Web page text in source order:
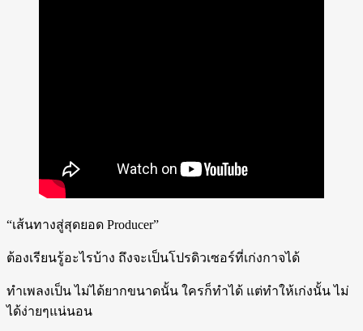
“เส้นทางสู่สุดยอด Producer”
ต้องเรียนรู้อะไรบ้าง ถึงจะเป็นโปรดิวเซอร์ที่เก่งกาจได้
ทำเพลงเป็น ไม่ได้ยากขนาดนั้น ใครก็ทำได้ แต่ทำให้เก่งนั้น ไม่
ได้ง่ายๆแน่นอน